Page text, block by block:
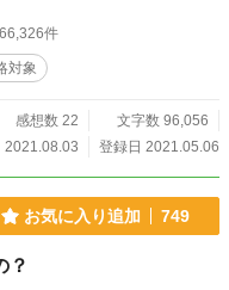
件
対象
感想数 22
文字数 96,056
2021.08.03
登録日 2021.05.06
お気に入り追加 749
？